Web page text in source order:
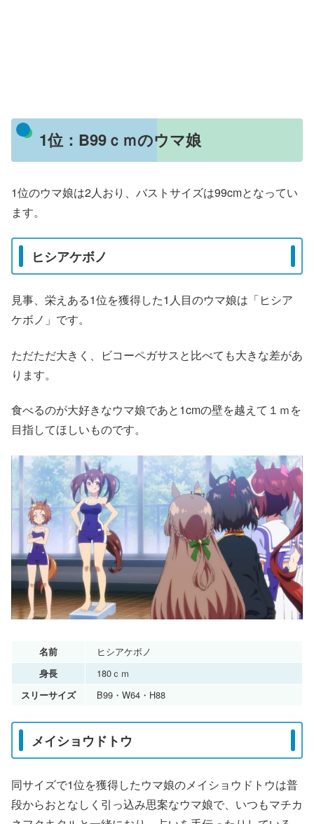
1位：B99ｃｍのウマ娘
1位のウマ娘は2人おり、バストサイズは99cmとなってい
ます。
ヒシアケボノ
見事、栄えある1位を獲得した1人目のウマ娘は「ヒシア
ケボノ」です。
ただただ大きく、ビコーペガサスと比べても大きな差があ
ります。
食べるのが大好きなウマ娘であと1cmの壁を越えて１ｍを
目指してほしいものです。
名前 ヒシアケボノ
身長 180ｃｍ
スリーサイズ B99・W64・H88
メイショウドトウ
同サイズで1位を獲得したウマ娘のメイショウドトウは普
段からおとなしく引っ込み思案なウマ娘で、いつもマチカ